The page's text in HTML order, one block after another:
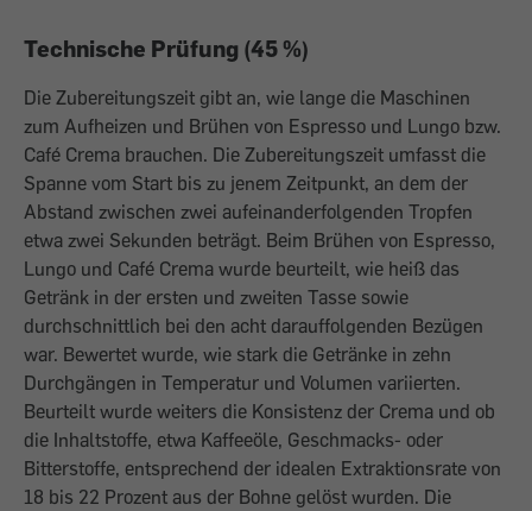
Technische Prüfung (45 %)
Die Zubereitungszeit gibt an, wie lange die Maschinen
zum Aufheizen und Brühen von Espresso und Lungo bzw.
Café Crema brauchen. Die Zubereitungszeit umfasst die
Spanne vom Start bis zu jenem Zeitpunkt, an dem der
Abstand zwischen zwei aufeinanderfolgenden Tropfen
etwa zwei Sekunden beträgt. Beim Brühen von Espresso,
Lungo und Café Crema wurde beurteilt, wie heiß das
Getränk in der ersten und zweiten Tasse sowie
durchschnittlich bei den acht darauffolgenden Bezügen
war. Bewertet wurde, wie stark die Getränke in zehn
Durchgängen in Temperatur und Volumen variierten.
Beurteilt wurde weiters die Konsistenz der Crema und ob
die Inhaltstoffe, etwa Kaffeeöle, Geschmacks- oder
Bitterstoffe, entsprechend der idealen Extraktionsrate von
18 bis 22 Prozent aus der Bohne gelöst wurden. Die